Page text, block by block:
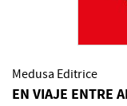
Medusa Editrice
EN VIAJE ENTRE